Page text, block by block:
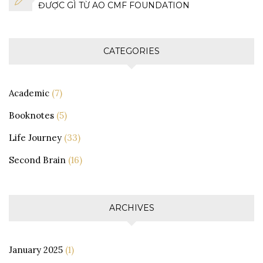
ĐƯỢC GÌ TỪ AO CMF FOUNDATION
CATEGORIES
Academic (7)
Booknotes (5)
Life Journey (33)
Second Brain (16)
ARCHIVES
January 2025 (1)